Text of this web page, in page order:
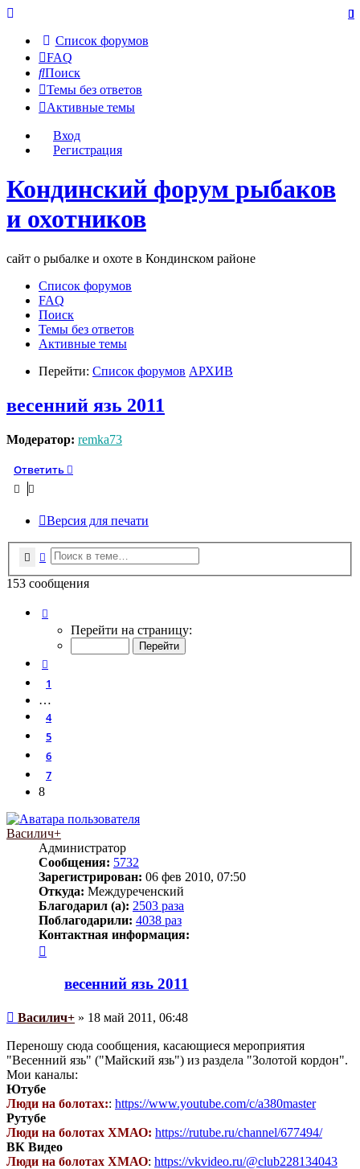
Список форумов
FAQ
Поиск
Темы без ответов
Активные темы
Вход
Регистрация
Кондинский форум рыбаков
и охотников
сайт о рыбалке и охоте в Кондинском районе
Список форумов
FAQ
Поиск
Темы без ответов
Активные темы
Перейти: Список форумов АРХИВ
весенний язь 2011
Модератор: remka73
Ответить
Версия для печати
ПоискРасширенный поиск
153 сообщения
Перейти на страницу:
1
…
4
5
6
7
8
Василич+
Администратор
Сообщения: 5732
Зарегистрирован: 06 фев 2010, 07:50
Откуда: Междуреченский
Благодарил (а): 2503 раза
Поблагодарили: 4038 раз
Контактная информация:
Василич+
весенний язь 2011
Сообщение
Василич+ » 18 май 2011, 06:48
Переношу сюда сообщения, касающиеся мероприятия
"Весенний язь" ("Майский язь") из раздела "Золотой кордон".
Мои каналы:
Ютубе
Люди на болотах:: https://www.youtube.com/c/a380master
Рутубе
Люди на болотах ХМАО: https://rutube.ru/channel/677494/
ВК Видео
Люди на болотах ХМАО: https://vkvideo.ru/@club228134043